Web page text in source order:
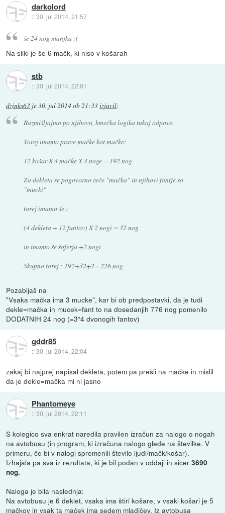
darkolord
::30. jul 2014, 21:57
še 24 nog manjka :(
Na sliki je še 6 mačk, ki niso v košarah
stb
::30. jul 2014, 22:01
dzinks63 je30. jul 2014 ob 21:33izjavil:
Razmišljajmo po njihovo, kmečka logika tukaj odpove.
Torej imamo prave mačke kot mačke:
12 košar X 4 mačke X 4 noge = 192 nog
Za dekleta se pogovorno reče "mačka" in njihovi fantje so
"mucki"
torej imamo še :
(4 dekleta + 12 fantov) X 2 nogi = 32 nog
in imamo še šoferja +2 nogi
Skupno torej : 192+32+2= 226 nog
Pozabljaš na
"Vsaka mačka ima 3 mucke", kar bi ob predpostavki, da je tudi
dekle=mačka in mucek=fant to na dosedanjih 776 nog pomenilo
DODATNIH 24 nog (=3*4 dvonogih fantov)
gddr85
::30. jul 2014, 22:04
zakaj bi najprej napisal dekleta, potem pa prešli na mačke in mislil
da je dekle=mačka mi ni jasno
Phantomeye
::30. jul 2014, 22:11
S kolegico sva enkrat naredila pravilen izračun za nalogo o nogah
na avtobusu (in program, ki izračuna nalogo glede na številke. V
primeru, če bi v nalogi spremenili število ljudi/mačk/košar).
Izhajala pa sva iz rezultata, ki je bil podan v oddaji in sicer3690
nog.
Naloga je bila naslednja:
Na avtobusu je 6 deklet, vsaka ima štiri košare, v vsaki košari je 5
mačkov in vsak ta maček ima sedem mladičev. Iz avtobusa